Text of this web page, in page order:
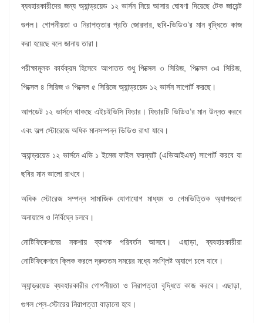
ব্যবহারকারীদের জন্যঅ্যান্ড্রয়েড ১২ ভার্সননিয়ে আসার ঘোষণা দিয়েছে টেক জায়েন্ট
গুগল। গোপনীয়তা ও নিরাপত্তার প্রতি জোরদার, ছবি-ভিডিও’র মান বৃদ্ধিতে কাজ
করা হয়েছে বলে জানায় তারা ।
পরীক্ষামূলক কার্যক্রম হিসেবে আপাতত শুধু পিক্সেল ৩ সিরিজ, পিক্সেল ৩এ সিরিজ,
পিক্সেল ৪ সিরিজ ও পিক্সেল ৫ সিরিজে অ্যান্ড্রয়েড ১২ ভার্সন সাপোর্ট করছে।
আপডেট ১২ ভার্সনে থাকছে এইচইভিসি ফিচার। ফিচারটি ভিডিও’র মান উন্নত করবে
এবং অল্প স্টোরেজে অধিক মানসম্পন্ন ভিডিও রাখা যাবে।
অ্যান্ড্রয়েড ১২ ভার্সনে এভি ১ ইমেজ ফাইল ফরম্যাট (এভিআইএফ) সাপোর্ট করবে যা
ছবির মান ভালো রাখবে।
অধিক স্টোরেজ সম্পন্নসামাজিক যোগাযোগ মাধ্যম ও গেমভিত্তিক অ্যাপগুলো
অনায়াসে ও নির্বিঘ্নে চলবে।
নোটিফিকেশনের নকশায় ব্যাপক পরিবর্তন আসবে। এছাড়া, ব্যবহারকারীরা
নোটিফিকেশনে ক্লিক করলে দ্রুততম সময়ের মধ্যে সংশ্লিষ্ট অ্যাপে চলে যাবে।
অ্যান্ড্রয়েড ব্যবহারকারীর গোপনীয়তা ও নিরাপত্তা বৃদ্ধিতে কাজ করবে। এছাড়া,
গুগল প্লে-স্টোরের নিরাপত্তা বাড়ানো হবে।